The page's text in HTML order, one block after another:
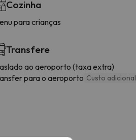
Cozinha
para crianças
Transfere
ao aeroporto (taxa extra)
para o aeroporto Custo adicional